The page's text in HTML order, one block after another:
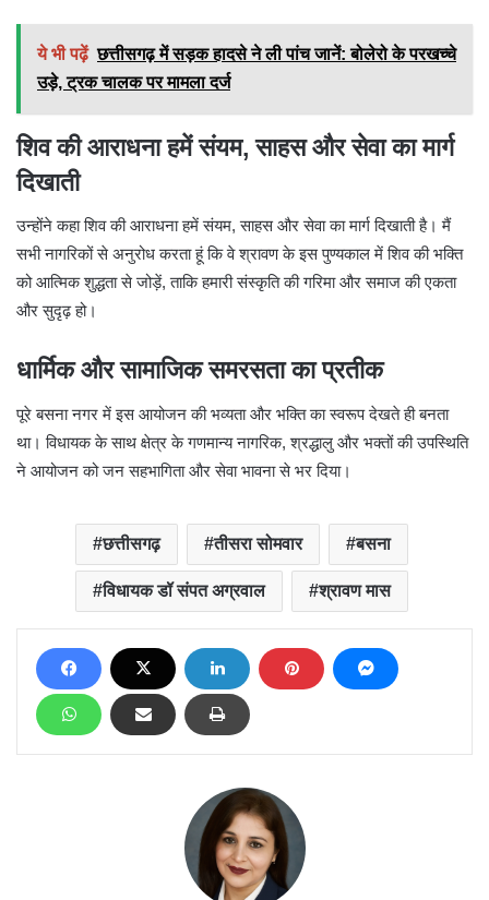
ये भी पढ़ें छत्तीसगढ़ में सड़क हादसे ने ली पांच जानें: बोलेरो के परखच्चे
उड़े, ट्रक चालक पर मामला दर्ज
शिव की आराधना हमें संयम, साहस और सेवा का मार्ग
दिखाती
उन्होंने कहा शिव की आराधना हमें संयम, साहस और सेवा का मार्ग दिखाती है। मैं
सभी नागरिकों से अनुरोध करता हूं कि वे श्रावण के इस पुण्यकाल में शिव की भक्ति
को आत्मिक शुद्धता से जोड़ें, ताकि हमारी संस्कृति की गरिमा और समाज की एकता
और सुदृढ़ हो।
धार्मिक और सामाजिक समरसता का प्रतीक
पूरे बसना नगर में इस आयोजन की भव्यता और भक्ति का स्वरूप देखते ही बनता
था। विधायक के साथ क्षेत्र के गणमान्य नागरिक, श्रद्धालु और भक्तों की उपस्थिति
ने आयोजन को जन सहभागिता और सेवा भावना से भर दिया।
छत्तीसगढ़ तीसरा सोमवार बसना
विधायक डॉ संपत अग्रवाल श्रावण मास